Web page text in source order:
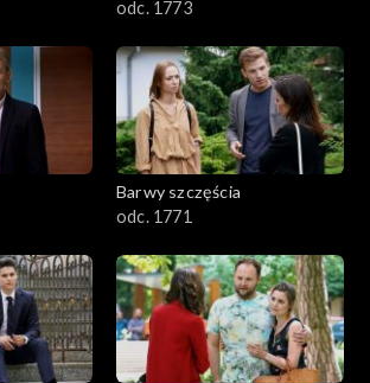
odc. 1773
Barwy szczęścia
odc. 1771